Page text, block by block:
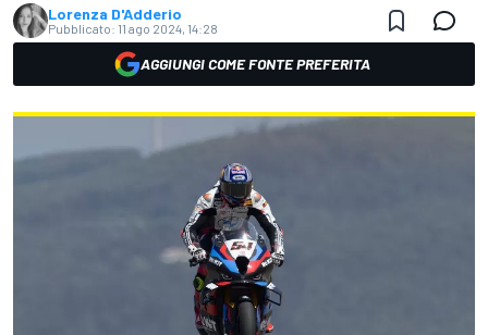
Lorenza D'Adderio
Pubblicato: 11 ago 2024, 14:28
AGGIUNGI COME FONTE PREFERITA